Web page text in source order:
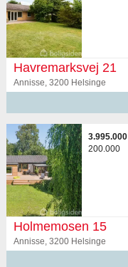
Havremarksvej 21
Annisse, 3200 Helsinge
3.995.000
200.000
Holmemosen 15
Annisse, 3200 Helsinge